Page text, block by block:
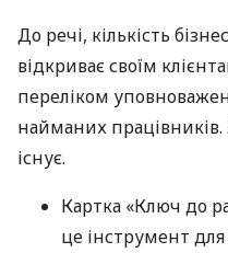
До речі, кількість
відкриває своїм
переліком
найманих
існує.
Картка «Ключ до
це інструмент